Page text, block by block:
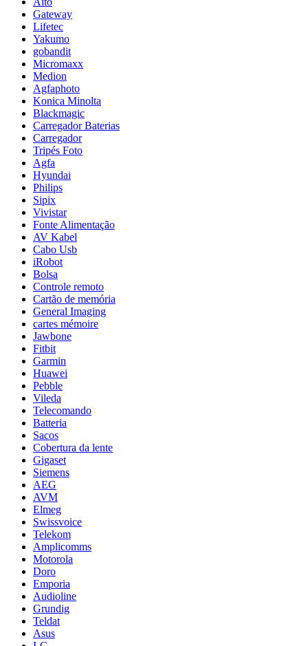
Gateway
Lifetec
Yakumo
gobandit
Micromaxx
Medion
Agfaphoto
Konica Minolta
Blackmagic
Carregador Baterias
Carregador
Tripés Foto
Agfa
Hyundai
Philips
Sipix
Vivistar
Fonte Alimentação
AV Kabel
Cabo Usb
iRobot
Bolsa
Controle remoto
Cartão de memória
General Imaging
cartes mémoire
Jawbone
Fitbit
Garmin
Huawei
Pebble
Vileda
Telecomando
Batteria
Sacos
Cobertura da lente
Gigaset
Siemens
AEG
AVM
Elmeg
Swissvoice
Telekom
Amplicomms
Motorola
Doro
Emporia
Audioline
Grundig
Teldat
Asus